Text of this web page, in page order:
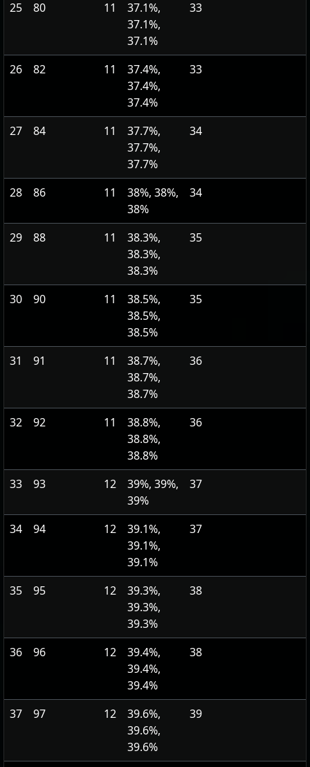
25 80 11
37.1%,
37.1%,
37.1%
33
26 82 11
37.4%,
37.4%,
37.4%
33
27 84 11
37.7%,
37.7%,
37.7%
34
28 86 11
38%, 38%,
38%
34
29 88 11
38.3%,
38.3%,
38.3%
35
30 90 11
38.5%,
38.5%,
38.5%
35
31 91 11
38.7%,
38.7%,
38.7%
36
32 92 11
38.8%,
38.8%,
38.8%
36
33 93 12
39%, 39%,
39%
37
34 94 12
39.1%,
39.1%,
39.1%
37
35 95 12
39.3%,
39.3%,
39.3%
38
36 96 12
39.4%,
39.4%,
39.4%
38
37 97 12
39.6%,
39.6%,
39.6%
39